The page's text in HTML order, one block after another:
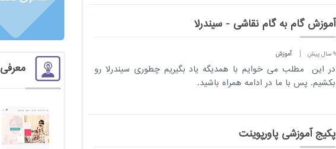
آموزش گام به گام نقاشی - سیندرلا
9 سال پیش آموزش
در این مطلب می خوایم با همدیگه یاد بگیریم چطوری سیندرلا رو
بکشیم. پس با ما در ادامه همراه باشید.
پکیج آموزشی پاورپوینت
معرفی